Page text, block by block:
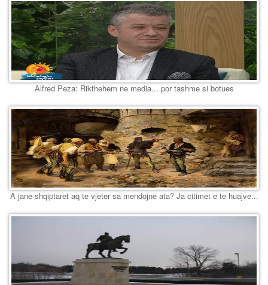
Alfred Peza: Rikthehem ne media... por tashme si botues
A jane shqiptaret aq te vjeter sa mendojne ata? Ja citimet e te huajve...